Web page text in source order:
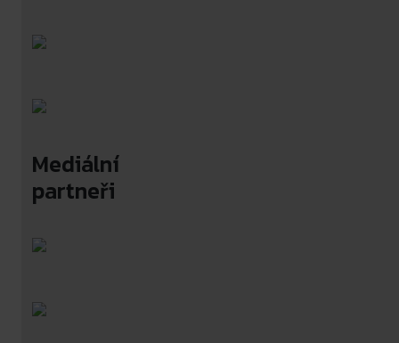
Mediální
partneři